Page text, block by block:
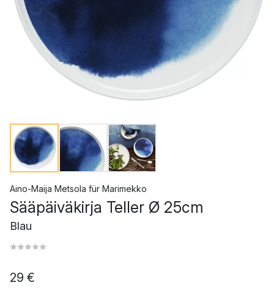
Aino-Maija Metsola für Marimekko
Sääpäiväkirja Teller Ø 25cm
Blau
29 €